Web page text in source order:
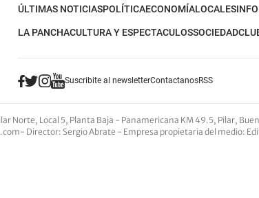
ÚLTIMAS NOTICIASPOLÍTICAECONOMÍALOCALES
LA PANCHACULTURA Y ESPECTACULOSSOCIEDAD
Suscribite al newsletterContactanosRSS
Norte, Local 5, Planta Baja - Panamericana KM 49.5, Pilar,
- Director: Sergio Abrate - Empresa propietaria del medio: